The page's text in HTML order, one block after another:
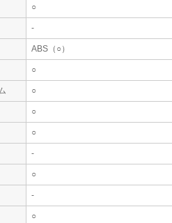
○
-
ABS（○）
○
○
○
○
-
○
-
○